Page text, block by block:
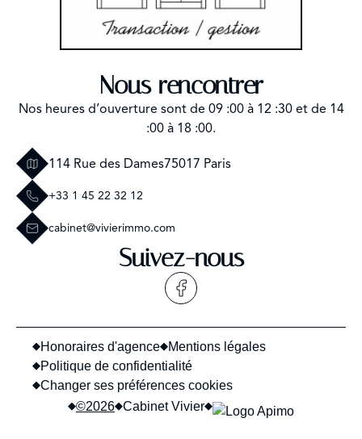
Nous rencontrer
Nos heures d’ouverture sont de 09 :00 à 12 :30 et de 14
:00 à 18 :00.
114 Rue des Dames75017 Paris
+33 1 45 22 32 12
cabinet@vivierimmo.com
Suivez-nous
©2026 Cabinet Vivier
Honoraires d'agence
Mentions légales
Politique de confidentialité
Changer ses préférences cookies